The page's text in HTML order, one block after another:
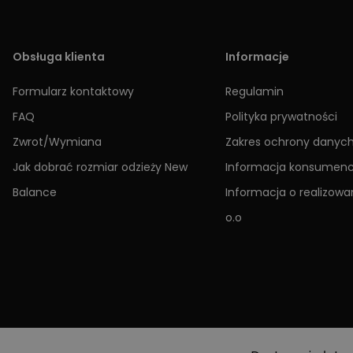
Obsługa klienta
Formularz kontaktowy
FAQ
Zwrot/Wymiana
Jak dobrać rozmiar odzieży New
Balance
Informacje
Regulamin
Polityka prywatności
Zakres ochrony
Informacja
Informacja o
o.o